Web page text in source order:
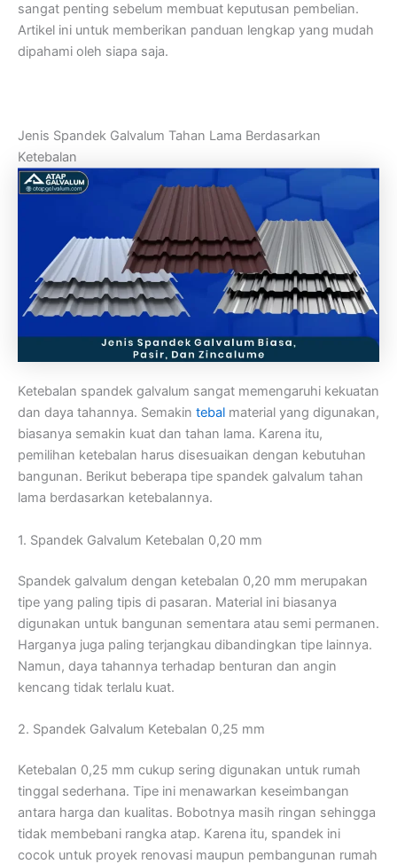
sangat penting sebelum membuat keputusan pembelian.
Artikel ini untuk memberikan panduan lengkap yang mudah
dipahami oleh siapa saja.
Jenis Spandek Galvalum Tahan Lama Berdasarkan
Ketebalan
Ketebalan spandek galvalum sangat memengaruhi kekuatan
dan daya tahannya. Semakin tebal material yang digunakan,
biasanya semakin kuat dan tahan lama. Karena itu,
pemilihan ketebalan harus disesuaikan dengan kebutuhan
bangunan. Berikut beberapa tipe spandek galvalum tahan
lama berdasarkan ketebalannya.
1. Spandek Galvalum Ketebalan 0,20 mm
Spandek galvalum dengan ketebalan 0,20 mm merupakan
tipe yang paling tipis di pasaran. Material ini biasanya
digunakan untuk bangunan sementara atau semi permanen.
Harganya juga paling terjangkau dibandingkan tipe lainnya.
Namun, daya tahannya terhadap benturan dan angin
kencang tidak terlalu kuat.
2. Spandek Galvalum Ketebalan 0,25 mm
Ketebalan 0,25 mm cukup sering digunakan untuk rumah
tinggal sederhana. Tipe ini menawarkan keseimbangan
antara harga dan kualitas. Bobotnya masih ringan sehingga
tidak membebani rangka atap. Karena itu, spandek ini
cocok untuk proyek renovasi maupun pembangunan rumah